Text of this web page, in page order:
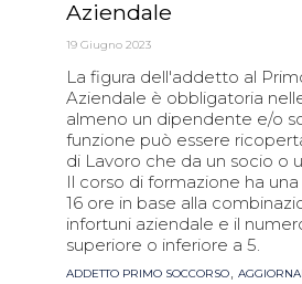
Aziendale
19 Giugno 2023
La figura dell'addetto al
Aziendale è obbligatoria
almeno un dipendente e/o
funzione può essere
di Lavoro che da un socio o
Il corso di formazione ha una
16 ore in base alla
infortuni aziendale e il
superiore o inferiore a 5.
Tags
ADDETTO PRIMO SOCCORSO,